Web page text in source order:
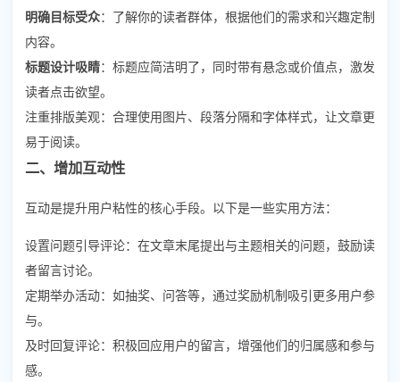
明确目标受众：了解你的读者群体，根据他们的需求和兴趣定制
内容。
标题设计吸睛：标题应简洁明了，同时带有悬念或价值点，激发
读者点击欲望。
注重排版美观：合理使用图片、段落分隔和字体样式，让文章更
易于阅读。
二、增加互动性
互动是提升用户粘性的核心手段。以下是一些实用方法：
设置问题引导评论：在文章末尾提出与主题相关的问题，鼓励读
者留言讨论。
定期举办活动：如抽奖、问答等，通过奖励机制吸引更多用户参
与。
及时回复评论：积极回应用户的留言，增强他们的归属感和参与
感。